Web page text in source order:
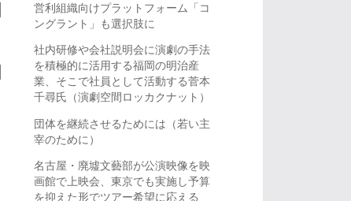
営利組織向けプラットフォーム「コ
ングラント」も選択肢に
社内研修や会社説明会に演劇の手法
を積極的に活用する福岡の明治産
業、そこで社員として活動する菅本
千尋氏（演劇空間ロッカクナット）
団体を継続させるためには（若い主
宰のために）
名古屋・廃墟文藝部が公演映像を映
画館で上映会、東京でも実施し予算
を抑えた形でツアー希望に応える